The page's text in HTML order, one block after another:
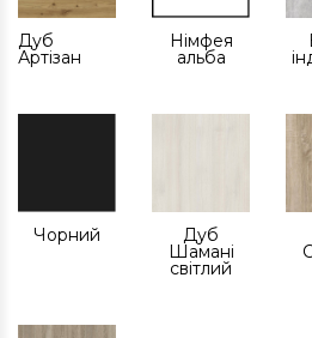
Дуб
Артізан
Німфея
альба
Чорний Дуб
Шамані
світлий